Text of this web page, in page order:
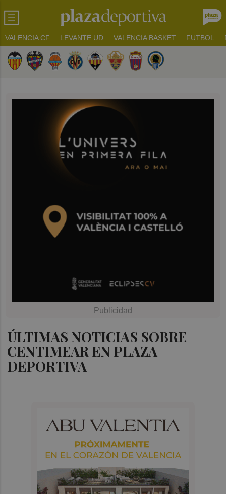
VALENCIA CF LEVANTE UD VALENCIA BASKET FUTBOL
ÚLTIMAS NOTICIAS SOBRE
CENTIMEAR EN PLAZA
DEPORTIVA